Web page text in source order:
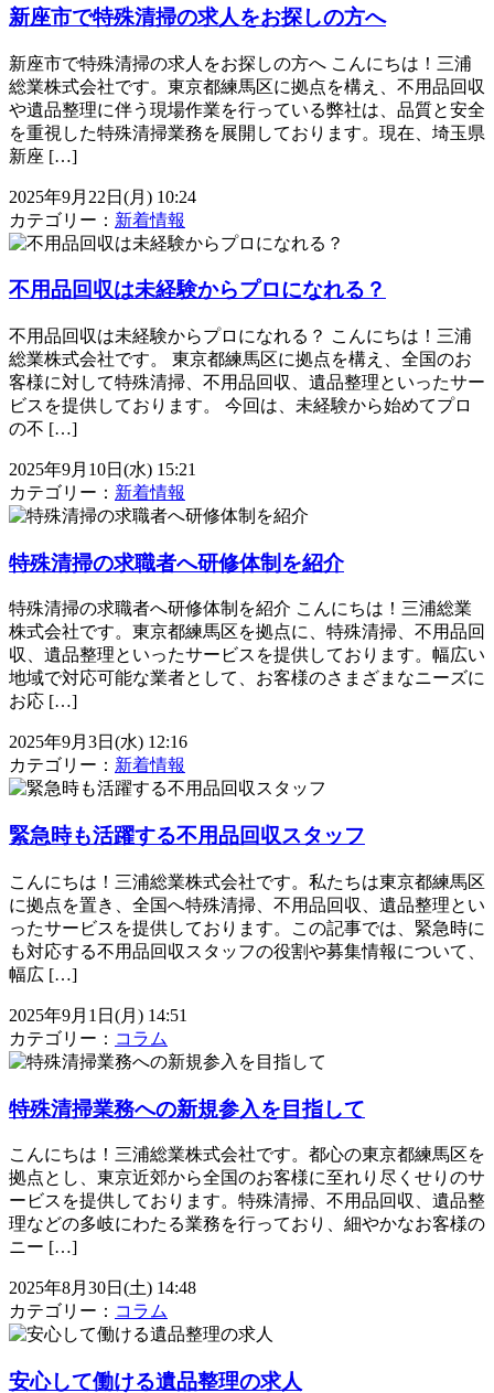
新座市で特殊清掃の求人をお探しの方へ
新座市で特殊清掃の求人をお探しの方へ こんにちは！三浦
総業株式会社です。東京都練馬区に拠点を構え、不用品回収
や遺品整理に伴う現場作業を行っている弊社は、品質と安全
を重視した特殊清掃業務を展開しております。現在、埼玉県
新座 […]
2025年9月22日(月) 10:24
カテゴリー： 新着情報
不用品回収は未経験からプロになれる？
不用品回収は未経験からプロになれる？ こんにちは！三浦
総業株式会社です。 東京都練馬区に拠点を構え、全国のお
客様に対して特殊清掃、不用品回収、遺品整理といったサー
ビスを提供しております。 今回は、未経験から始めてプロ
の不 […]
2025年9月10日(水) 15:21
カテゴリー： 新着情報
特殊清掃の求職者へ研修体制を紹介
特殊清掃の求職者へ研修体制を紹介 こんにちは！三浦総業
株式会社です。東京都練馬区を拠点に、特殊清掃、不用品回
収、遺品整理といったサービスを提供しております。幅広い
地域で対応可能な業者として、お客様のさまざまなニーズに
お応 […]
2025年9月3日(水) 12:16
カテゴリー： 新着情報
緊急時も活躍する不用品回収スタッフ
こんにちは！三浦総業株式会社です。私たちは東京都練馬区
に拠点を置き、全国へ特殊清掃、不用品回収、遺品整理とい
ったサービスを提供しております。この記事では、緊急時に
も対応する不用品回収スタッフの役割や募集情報について、
幅広 […]
2025年9月1日(月) 14:51
カテゴリー： コラム
特殊清掃業務への新規参入を目指して
こんにちは！三浦総業株式会社です。都心の東京都練馬区を
拠点とし、東京近郊から全国のお客様に至れり尽くせりのサ
ービスを提供しております。特殊清掃、不用品回収、遺品整
理などの多岐にわたる業務を行っており、細やかなお客様の
ニー […]
2025年8月30日(土) 14:48
カテゴリー： コラム
安心して働ける遺品整理の求人